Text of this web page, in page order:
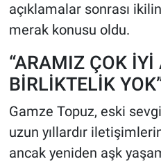
açıklamalar sonrası
merak konusu oldu.
“ARAMIZ ÇOK
BİRLİKTELİK
Gamze Topuz, eski
uzun yıllardır
ancak yeniden aşk
POLİTİKA
MAGAZİN
Bilim, Teknoloji